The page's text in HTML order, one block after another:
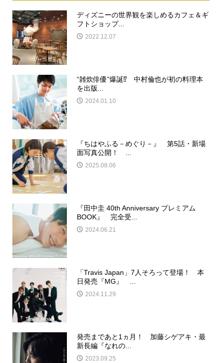
ディズニーの世界観を楽しめるカフェ＆ギ
フトショップ...
2022.12.07
“雑炊俳優”爆誕⁉ 中村倫也が初の料理本
を出版...
2024.01.10
『ちはやふる－めぐり－』 第5話・新場
面写真公開！ ...
2025.08.06
『田中圭 40th Anniversary プレミアム
BOOK』 完全受...
2024.06.21
「Travis Japan」7人そろって登場！ 本
日発売『MG』 ...
2024.11.29
発売まであと1ヵ月！ 加藤シゲアキ・最
新長編『なれの...
2023.09.25